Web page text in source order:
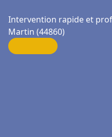
Intervention rapide et
Martin (44860)